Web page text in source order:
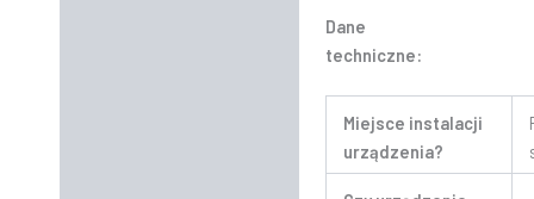
Dane
techniczne:
Miejsce instalacji
urządzenia?